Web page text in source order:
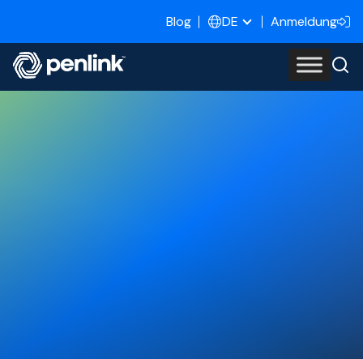
Blog DE Anmeldung